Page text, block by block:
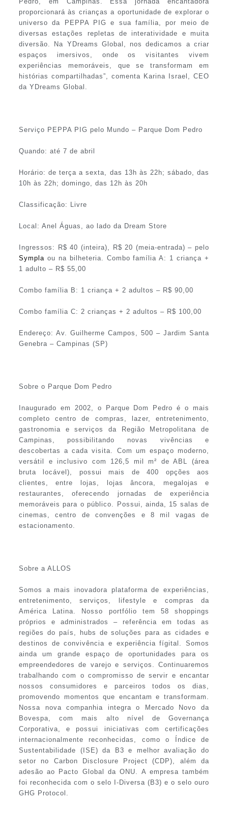
proporcionará às crianças a oportunidade de explorar o
universo da PEPPA PIG e sua família, por meio de
diversas estações repletas de interatividade e muita
diversão. Na YDreams Global, nos dedicamos a criar
espaços imersivos, onde os visitantes vivem
experiências memoráveis, que se transformam em
histórias compartilhadas”, comenta Karina Israel, CEO
da YDreams Global.
Serviço PEPPA PIG pelo Mundo – Parque Dom Pedro
Quando: até 7 de abril
Horário: de terça a sexta, das 13h às 22h; sábado, das
10h às 22h; domingo, das 12h às 20h
Classificação: Livre
Local: Anel Águas, ao lado da Dream Store
Ingressos: R$ 40 (inteira), R$ 20 (meia-entrada) – pelo
Symplaou na bilheteria. Combo família A: 1 criança +
1 adulto – R$ 55,00
Combo família B: 1 criança + 2 adultos – R$ 90,00
Combo família C: 2 crianças + 2 adultos – R$ 100,00
Endereço: Av. Guilherme Campos, 500 – Jardim Santa
Genebra – Campinas (SP)
Sobre o Parque Dom Pedro
Inaugurado em 2002, o Parque Dom Pedro é o mais
completo centro de compras, lazer, entretenimento,
gastronomia e serviços da Região Metropolitana de
Campinas, possibilitando novas vivências e
descobertas a cada visita. Com um espaço moderno,
versátil e inclusivo com 126,5 mil m² de ABL (área
bruta locável), possui mais de 400 opções aos
clientes, entre lojas, lojas âncora, megalojas e
restaurantes, oferecendo jornadas de experiência
memoráveis para o público. Possui, ainda, 15 salas de
cinemas, centro de convenções e 8 mil vagas de
estacionamento.
Sobre a ALLOS
Somos a mais inovadora plataforma de experiências,
entretenimento, serviços, lifestyle e compras da
América Latina. Nosso portfólio tem 58 shoppings
próprios e administrados – referência em todas as
regiões do país, hubs de soluções para as cidades e
destinos de convivência e experiência fígital. Somos
ainda um grande espaço de oportunidades para os
empreendedores de varejo e serviços. Continuaremos
trabalhando com o compromisso de servir e encantar
nossos consumidores e parceiros todos os dias,
promovendo momentos que encantam e transformam.
Nossa nova companhia integra o Mercado Novo da
Bovespa, com mais alto nível de Governança
Corporativa, e possui iniciativas com certificações
internacionalmente reconhecidas, como o Índice de
Sustentabilidade (ISE) da B3 e melhor avaliação do
setor no Carbon Disclosure Project (CDP), além da
adesão ao Pacto Global da ONU. A empresa também
foi reconhecida com o selo I-Diversa (B3) e o selo ouro
GHG Protocol.